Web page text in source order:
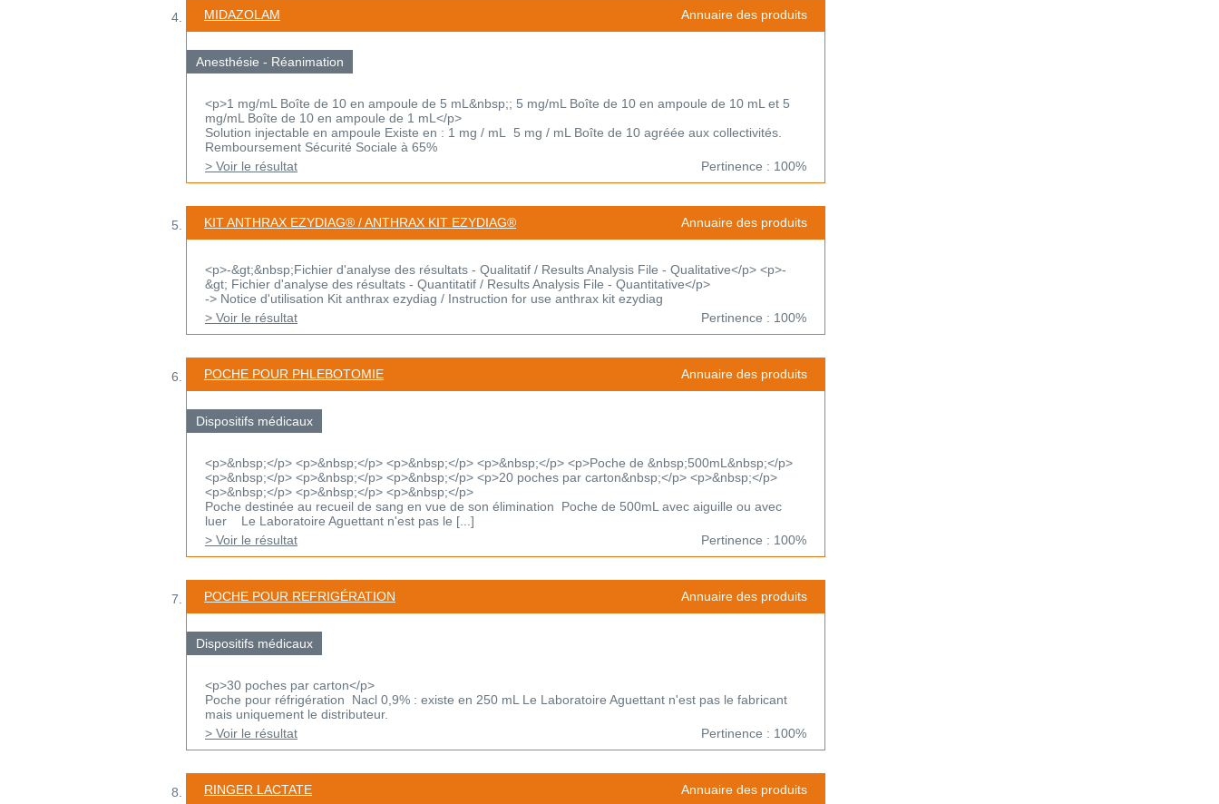
MIDAZOLAM Annuaire des produits
Anesthésie - Réanimation
<p>1 mg/mL Boîte de 10 en ampoule de 5 mL&nbsp;; 5 mg/mL Boîte de 10 en ampoule de 10 mL et 5
mg/mL Boîte de 10 en ampoule de 1 mL</p>
Solution injectable en ampoule Existe en : 1 mg / mL 5 mg / mL Boîte de 10 agréée aux collectivités.
Remboursement Sécurité Sociale à 65%
> Voir le résultat
Pertinence : 100%
KIT ANTHRAX EZYDIAG® / ANTHRAX KIT EZYDIAG® Annuaire des produits
<p>-&gt;&nbsp;Fichier d'analyse des résultats - Qualitatif / Results Analysis File - Qualitative</p> <p>-
&gt; Fichier d'analyse des résultats - Quantitatif / Results Analysis File - Quantitative</p>
-> Notice d'utilisation Kit anthrax ezydiag / Instruction for use anthrax kit ezydiag
> Voir le résultat
Pertinence : 100%
POCHE POUR PHLEBOTOMIE Annuaire des produits
Dispositifs médicaux
<p>&nbsp;</p> <p>&nbsp;</p> <p>&nbsp;</p> <p>&nbsp;</p> <p>Poche de &nbsp;500mL&nbsp;</p>
<p>&nbsp;</p> <p>&nbsp;</p> <p>&nbsp;</p> <p>20 poches par carton&nbsp;</p> <p>&nbsp;</p>
<p>&nbsp;</p> <p>&nbsp;</p> <p>&nbsp;</p>
Poche destinée au recueil de sang en vue de son élimination Poche de 500mL avec aiguille ou avec
luer Le Laboratoire Aguettant n'est pas le [...]
> Voir le résultat
Pertinence : 100%
POCHE POUR REFRIGÉRATION Annuaire des produits
Dispositifs médicaux
<p>30 poches par carton</p>
Poche pour réfrigération Nacl 0,9% : existe en 250 mL Le Laboratoire Aguettant n'est pas le fabricant
mais uniquement le distributeur.
> Voir le résultat
Pertinence : 100%
RINGER LACTATE Annuaire des produits